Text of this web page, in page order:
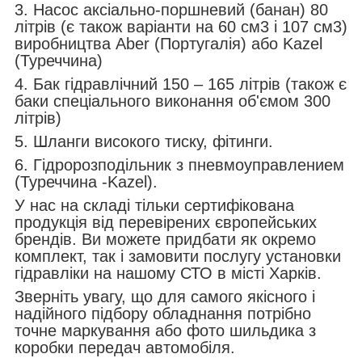
3. Насос аксіально-поршневий (банан) 80
літрів (є також варіанти на 60 см3 і 107 см3)
виробництва Aber (Португалія) або Kazel
(Туреччина)
4. Бак гідравлічний 150 – 165 літрів (також є
баки спеціального виконання об'ємом 300
літрів)
5. Шланги високого тиску, фітинги.
6. Гідророзподільник з пневмоуправлением
(Туреччина -Kazel).
У нас на складі тільки сертифікована
продукція від перевірених європейських
брендів. Ви можете придбати як окремо
комплект, так і замовити послугу установки
гідравліки на нашому СТО в місті Харків.
Зверніть увагу, що для самого якісного і
надійного підбору обладнання потрібно
точне маркування або фото шильдика з
коробки передач автомобіля.